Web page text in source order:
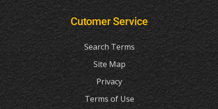
Cutomer Service
Search Terms
Site Map
Privacy
Terms of Use